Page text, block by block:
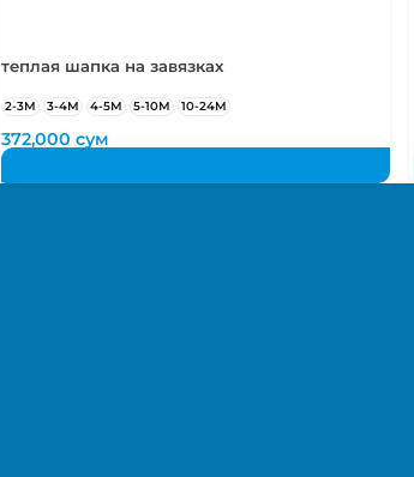
теплая шапка на завязках
2-3М 3-4М 4-5М 5-10М 10-24М
372,000 сум